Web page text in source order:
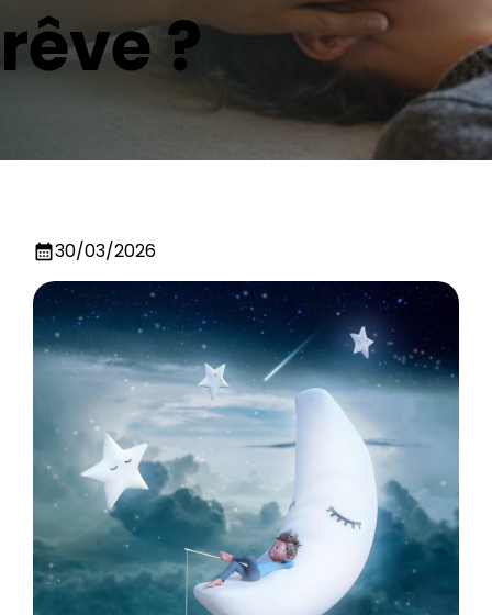
rêve ?
calendar_month30/03/2026